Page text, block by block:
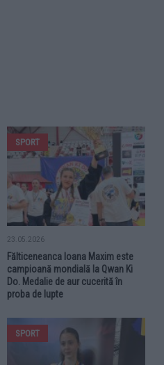
SPORT
23.05.2026
Fălticeneanca Ioana Maxim este
campioană mondială la Qwan Ki
Do. Medalie de aur cucerită în
proba de lupte
SPORT